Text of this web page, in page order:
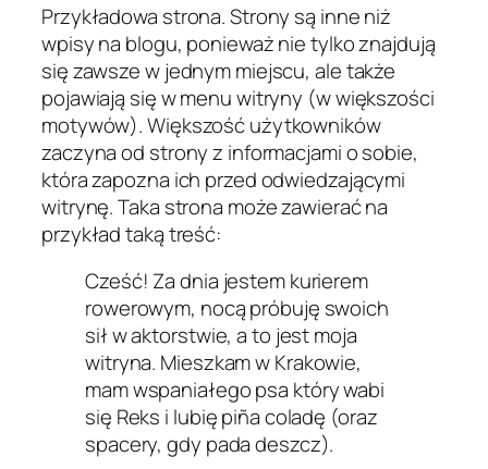
Przykładowa strona. Strony są inne niż
wpisy na blogu, ponieważ nie tylko znajdują
się zawsze w jednym miejscu, ale także
pojawiają się w menu witryny (w większości
motywów). Większość użytkowników
zaczyna od strony z informacjami o sobie,
która zapozna ich przed odwiedzającymi
witrynę. Taka strona może zawierać na
przykład taką treść:
Cześć! Za dnia jestem kurierem
rowerowym, nocą próbuję swoich
sił w aktorstwie, a to jest moja
witryna. Mieszkam w Krakowie,
mam wspaniałego psa który wabi
się Reks i lubię piña coladę (oraz
spacery, gdy pada deszcz).